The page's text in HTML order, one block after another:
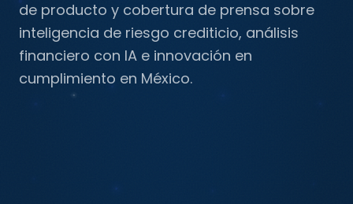
de producto y cobertura de prensa sobre
inteligencia de riesgo crediticio, análisis
financiero con IA e innovación en
cumplimiento en México.